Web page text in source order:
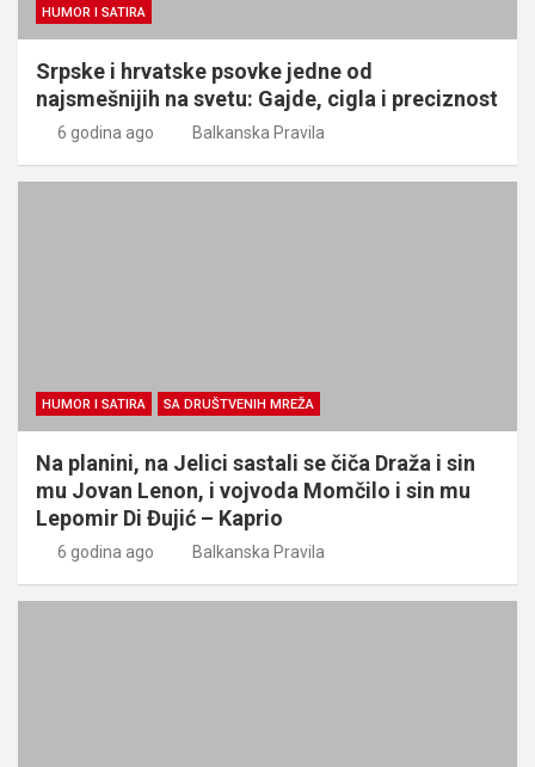
HUMOR I SATIRA
Srpske i hrvatske psovke jedne od
najsmešnijih na svetu: Gajde, cigla i preciznost
6 godina ago Balkanska Pravila
HUMOR I SATIRA SA DRUŠTVENIH MREŽA
Na planini, na Jelici sastali se čiča Draža i sin
mu Jovan Lenon, i vojvoda Momčilo i sin mu
Lepomir Di Đujić – Kaprio
6 godina ago Balkanska Pravila